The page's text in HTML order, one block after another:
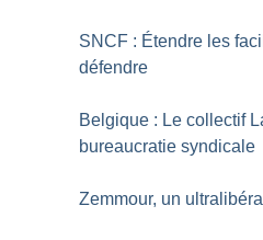
SNCF : Étendre les
défendre
Belgique : Le collectif
bureaucratie syndicale
Zemmour, un